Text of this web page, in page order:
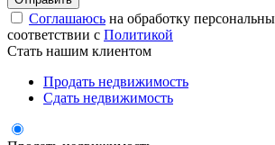
Соглашаюсь на обработку
соответствии с Политикой
Стать нашим клиентом
Продать недвижимость
Сдать недвижимость